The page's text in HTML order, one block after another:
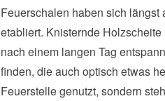
Feuerschalen haben sich
etabliert. Knisternde
nach einem langen Tag
finden, die auch optisch etwas
Feuerstelle genutzt, sondern